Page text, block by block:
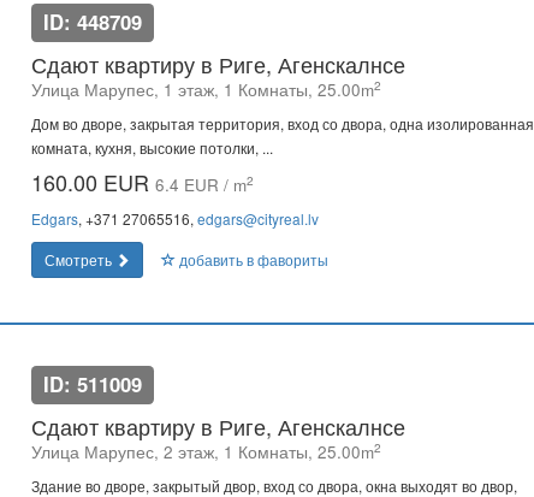
ID: 448709
Сдают квартиру в Риге, Агенскалнсе
Улица Марупес, 1 этаж, 1 Комнаты, 25.00m2
Дом во дворе, закрытая территория, вход со двора, одна изолированная
комната, кухня, высокие потолки, ...
160.00 EUR 6.4 EUR / m2
Edgars, +371 27065516, edgars@cityreal.lv
Смотреть
добавить в фавориты
ID: 511009
Сдают квартиру в Риге, Агенскалнсе
Улица Марупес, 2 этаж, 1 Комнаты, 25.00m2
Здание во дворе, закрытый двор, вход со двора, окна выходят во двор,